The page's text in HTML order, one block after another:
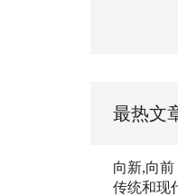
最热文
向新,向前
传统和现